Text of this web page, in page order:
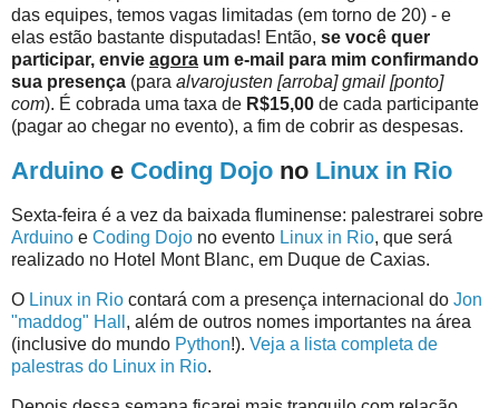
das equipes, temos vagas limitadas (em torno de 20) - e
elas estão bastante disputadas! Então, se você quer
participar, envie agora um e-mail para mim confirmando
sua presença (para alvarojusten [arroba] gmail [ponto]
com). É cobrada uma taxa de R$15,00 de cada participante
(pagar ao chegar no evento), a fim de cobrir as despesas.
Arduino e Coding Dojo no Linux in Rio
Sexta-feira é a vez da baixada fluminense: palestrarei sobre
Arduino e Coding Dojo no evento Linux in Rio, que será
realizado no Hotel Mont Blanc, em Duque de Caxias.
O Linux in Rio contará com a presença internacional do Jon
"maddog" Hall , além de outros nomes importantes na área
(inclusive do mundo Python!). Veja a lista completa de
palestras do Linux in Rio.